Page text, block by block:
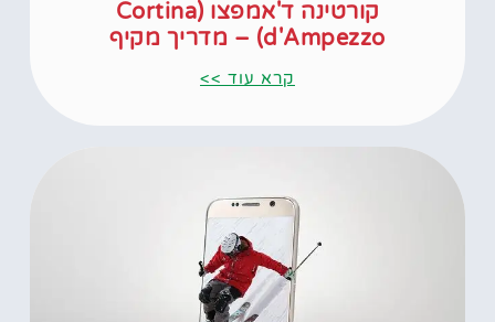
קורטינה ד'אמפצו (Cortina
d'Ampezzo) – מדריך מקיף
קרא עוד >>